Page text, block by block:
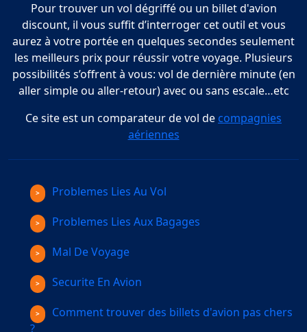
Pour trouver un vol dégriffé ou un billet d'avion
discount, il vous suffit d’interroger cet outil et vous
aurez à votre portée en quelques secondes seulement
les meilleurs prix pour réussir votre voyage. Plusieurs
possibilités s’offrent à vous: vol de dernière minute (en
aller simple ou aller-retour) avec ou sans escale…etc
Ce site est un comparateur de vol de compagnies
aériennes
Problemes Lies Au Vol
Problemes Lies Aux Bagages
Mal De Voyage
Securite En Avion
Comment trouver des billets d'avion pas chers
?